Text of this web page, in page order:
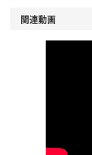
関連動画